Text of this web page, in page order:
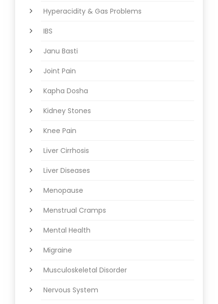
Hyperacidity & Gas Problems
IBS
Janu Basti
Joint Pain
Kapha Dosha
Kidney Stones
Knee Pain
Liver Cirrhosis
Liver Diseases
Menopause
Menstrual Cramps
Mental Health
Migraine
Musculoskeletal Disorder
Nervous System